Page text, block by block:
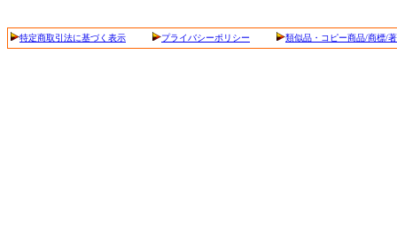
特定商取引法に基づく表示 プライバシーポリシー 類似品・コピー商品/商標/